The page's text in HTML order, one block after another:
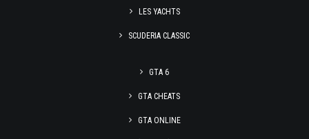
LES YACHTS
SCUDERIA CLASSIC
GTA 6
GTA CHEATS
GTA ONLINE